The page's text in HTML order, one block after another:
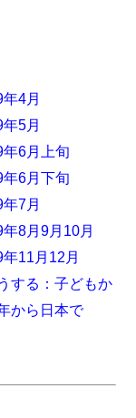
4月
5月
6月上旬
6月下旬
7月
8月9月10月
11月12月
する：子どもか
から日本で